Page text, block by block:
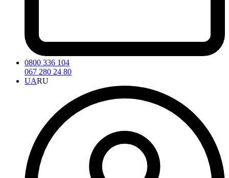
0800 336 104
067 280 24 80
UARU